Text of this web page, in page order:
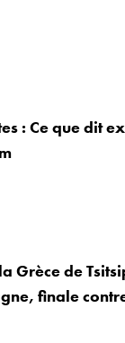
: Ce que dit
Grèce de
finale